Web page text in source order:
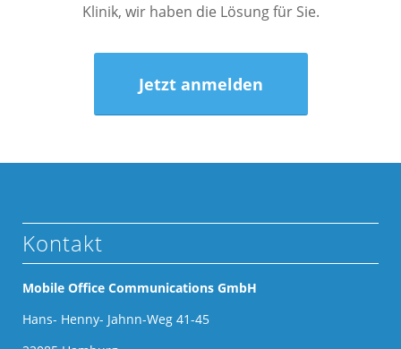
Klinik, wir haben die Lösung für Sie.
Jetzt anmelden
Kontakt
Mobile Office Communications GmbH
Hans- Henny- Jahnn-Weg 41-45